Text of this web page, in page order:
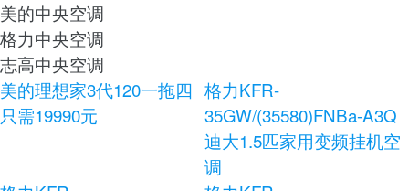
美的中央空调
格力中央空调
志高中央空调
美的理想家3代120一拖四
只需19990元
格力KFR-
35GW/(35580)FNBa-A3Q
迪大1.5匹家用变频挂机空
调